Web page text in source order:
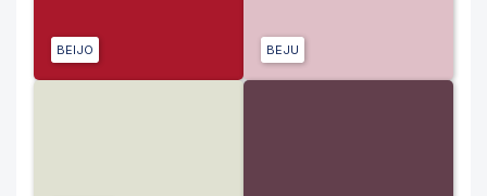
BEIJO BEJU